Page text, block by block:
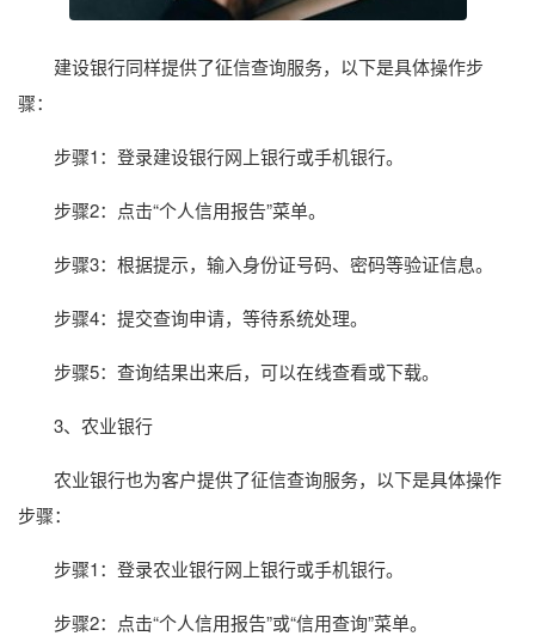
建设银行同样提供了征信查询服务，以下是具体操作步
骤：
步骤1：登录建设银行网上银行或手机银行。
步骤2：点击“个人信用报告”菜单。
步骤3：根据提示，输入身份证号码、密码等验证信息。
步骤4：提交查询申请，等待系统处理。
步骤5：查询结果出来后，可以在线查看或下载。
3、农业银行
农业银行也为客户提供了征信查询服务，以下是具体操作
步骤：
步骤1：登录农业银行网上银行或手机银行。
步骤2：点击“个人信用报告”或“信用查询”菜单。